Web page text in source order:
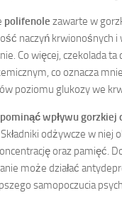
polifenole zawarte w
naczyń krwionośnych i
Co więcej, czekolada ta
co oznacza
poziomu glukozy we
wpływu gorzkiej
Składniki odżywcze w niej
oraz pamięć.
może działać
samopoczucia